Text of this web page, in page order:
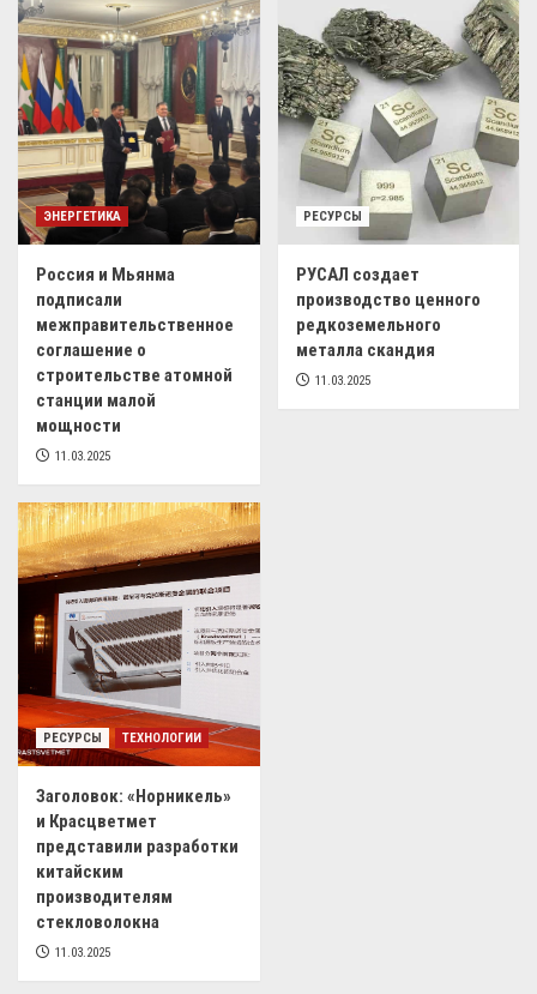
ЭНЕРГЕТИКА
Россия и Мьянма
подписали
межправительственное
соглашение о
строительстве атомной
станции малой
мощности
11.03.2025
РЕСУРСЫ
РУСАЛ создает
производство ценного
редкоземельного
металла скандия
11.03.2025
РЕСУРСЫ ТЕХНОЛОГИИ
Заголовок: «Норникель»
и Красцветмет
представили разработки
китайским
производителям
стекловолокна
11.03.2025